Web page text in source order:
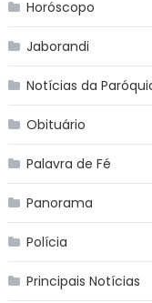
Horóscopo
Jaborandi
Notícias da
Obituário
Palavra de Fé
Panorama
Polícia
Principais Notícias